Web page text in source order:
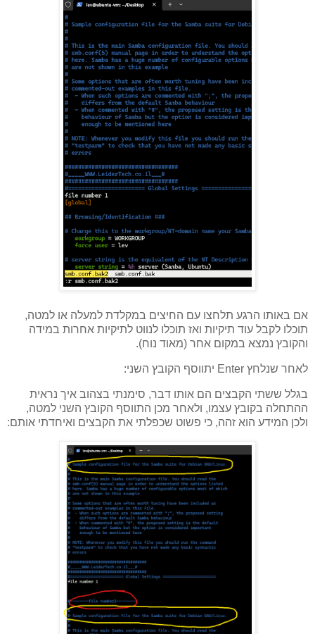
אם באותו הרגע תלחצו עם החיצים במקלדת למעלה או למטה,
תוכלו לקבל עוד תיקיות ואז תוכלו לנווט לתיקיות אחרות במידה
והקובץ נמצא במקום אחר (מאוד נוח).
לאחר שנלחץ Enter יתווסף הקובץ השני:
בגלל ששתי הקבצים הם אותו דבר, סימנתי בצהוב איך נראית
ההתחלה בקובץ עצמו, ולאחר מכן התווסף הקובץ השני למטה,
ולכן המידע הוא זהה, כי פשוט שכפלתי את הקבצים ואיחדתי אותם: